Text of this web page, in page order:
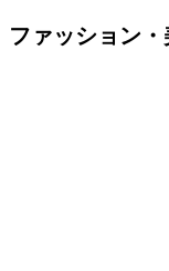
ファッション